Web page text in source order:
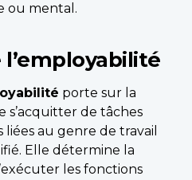
ou mental.
porte sur la
s’acquitter de tâches
au genre de travail
Elle détermine la
les fonctions